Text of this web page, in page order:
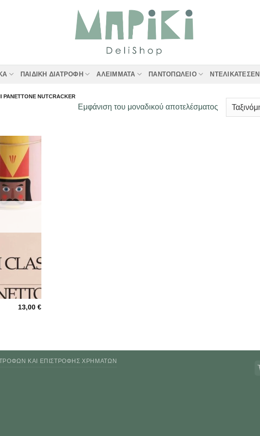
ΠΑΙΔΙΚΉ ΔΙΑΤΡΟΦΉ ΑΛΕΊΜΜΑΤΑ ΠΑΝΤΟΠΩΛΕΊΟ ΝΤΕΛΙΚΑΤΈΣΕΝ
NUTCRACKER
Εμφάνιση του μοναδικού αποτελέσματος
13,00€
ΚΑΙ ΕΠΙΣΤΡΟΦΉΣ ΧΡΗΜΆΤΩΝ